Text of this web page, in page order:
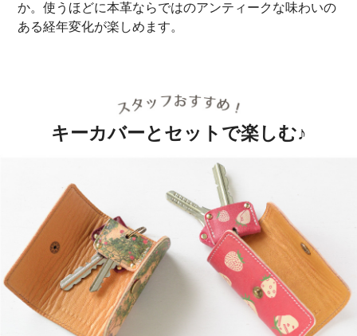
か。使うほどに本革ならではのアンティークな味わいの
ある経年変化が楽しめます。
キーカバーとセットで楽しむ♪